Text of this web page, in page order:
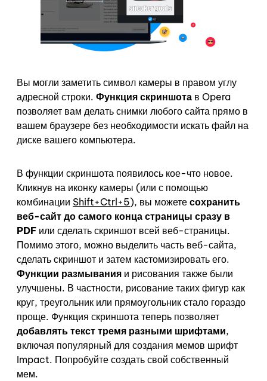
Вы могли заметить символ камеры в правом углу
адресной строки. Функция скриншота в Opera
позволяет вам делать снимки любого сайта прямо в
вашем браузере без необходимости искать файл на
диске вашего компьютера.
В функции скриншота появилось кое-что новое.
Кликнув на иконку камеры (или с помощью
комбинации Shift+Ctrl+5), вы можете сохранить
веб-сайт до самого конца страницы сразу в
PDF или сделать скриншот всей веб-страницы.
Помимо этого, можно выделить часть веб-сайта,
сделать скриншот и затем кастомизировать его.
Функции размывания и рисования также были
улучшены. В частности, рисование таких фигур как
круг, треугольник или прямоугольник стало гораздо
проще. Функция скриншота теперь позволяет
добавлять текст тремя разными шрифтами,
включая популярный для создания мемов шрифт
Impact. Попробуйте создать свой собственный
мем.